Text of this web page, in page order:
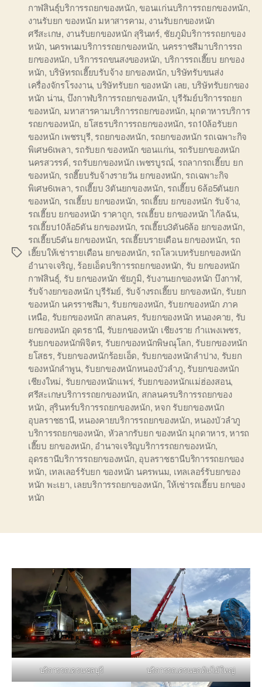
Tags
กาฬสินธุ์บริการรถยกของหนัก,ขอนแก่นบริการรถยกของหนัก,
งานรับยก ของหนัก มหาสารคาม, งานรับยกของหนัก
ศรีสะเกษ, งานรับยกของหนัก สุรินทร์, ชัยภูมิบริการรถยกของ
หนัก, นครพนมบริการรถยกของหนัก, นครราชสีมาบริการรถ
ยกของหนัก,บริการรถขนสงของหนัก, บริการรถเฮี๊ยบ ยกของ
หนัก, บริษัทรถเฮี๊ยบรับจ้าง ยกของหนัก,บริษัทรับขนส่ง
เครื่องจักรโรงงาน, บริษัทรับยก ของหนัก เลย, บริษัทรับยกของ
หนัก น่าน, บึงกาฬบริการรถยกของหนัก,บุรีรัมย์บริการรถยก
ของหนัก, มหาสารคามบริการรถยกของหนัก, มุกดาหารบริการ
รถยกของหนัก, ยโสธรบริการรถยกของหนัก, รถ10ล้อรับยก
ของหนัก เพชรบุรี, รถยกของหนัก, รถยกของหนัก รถเฉพาะกิจ
พิเศษ6เพลา, รถรับยก ของหนัก ขอนแก่น, รถรับยกของหนัก
นครสวรรค์, รถรับยกของหนัก เพชรบูรณ์, รถลากรถเฮี๊ยบ ยก
ของหนัก, รถฮี๊ยบรับจ้างรายวัน ยกของหนัก, รถเฉพาะกิจ
พิเศษ6เพลา, รถเฮี๊ยบ 3ตันยกของหนัก, รถเฮี๊ยบ 6ล้อ5ตันยก
ของหนัก, รถเฮี๊ยบ ยกของหนัก, รถเฮี๊ยบ ยกของหนัก รับจ้าง,
รถเฮี๊ยบ ยกของหนัก ราคาถูก, รถเฮี๊ยบ ยกของหนัก ไก้ลฉัน,
รถเฮี๊ยบ10ล้อ5ตัน ยกของหนัก, รถเฮี๊ยบ3ตัน6ล้อ ยกของหนัก,
รถเฮี๊ยบ5ตัน ยกของหนัก, รถเฮี๊ยบรายเดือน ยกของหนัก, รถ
เฮี๊ยบให้เช่ารายเดือน ยกของหนัก, รถโลวเบทรับยกของหนัก
อำนาจเจริญ, ร้อยเอ็ดบริการรถยกของหนัก, รับ ยกของหนัก
กาฬสินธุ์, รับ ยกของหนัก ชัยภูมิ, รับงานยกของหนัก บึงกาฬ,
รับจ้างยกของหนัก บุรีรัมย์, รับจ้างรถเฮี๊ยบ ยกของหนัก, รับยก
ของหนัก นครราชสีมา, รับยกของหนัก, รับยกของหนัก ภาค
เหนือ, รับยกของหนัก สกลนคร, รับยกของหนัก หนองคาย, รับ
ยกของหนัก อุดรธานี, รับยกของหนัก เชียงราย กำแพงเพชร,
รับยกของหนักพิจิตร, รับยกของหนักพิษณุโลก, รับยกของหนัก
ยโสธร, รับยกของหนักร้อยเอ็ด, รับยกของหนักลำปาง, รับยก
ของหนักลำพูน, รับยกของหนักหนองบัวลำภู, รับยกของหนัก
เชียงใหม่, รับยกของหนักแพร่, รับยกของหนักแม่ฮ่องสอน,
ศรีสะเกษบริการรถยกของหนัก, สกลนครบริการรถยกของ
หนัก, สุรินทร์บริการรถยกของหนัก,หจก รับยกของหนัก
อุบลราชธานี,หนองคายบริการรถยกของหนัก,หนองบัวลำภู
บริการรถยกของหนัก, หัวลากรับยก ของหนัก มุกดาหาร,หารถ
เฮี๊ยบ ยกของหนัก, อำนาจเจริญบริการรถยกของหนัก,
อุดรธานีบริการรถยกของหนัก, อุบลราชธานีบริการรถยกของ
หนัก, เทลเลอร์รับยก ของหนัก นครพนม, เทลเลอร์รับยกของ
หนัก พะเยา, เลยบริการรถยกของหนัก,ให้เช่ารถเฮี๊ยบ ยกของ
หนัก
บริการรถเครนชลบุรี บริการรถเครนยกต้นไม้ใหญ่